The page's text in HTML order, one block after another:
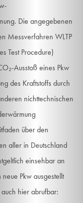
Die angegebenen
Messverfahren WLTP
Test Procedure)
Ausstoß eines Pkw
des Kraftstoffs durch
nichttechnischen
über den
aller in Deutschland
einsehbar an
Pkw ausgestellt
hier abrufbar: